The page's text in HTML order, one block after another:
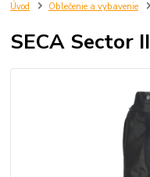
Úvod Oblečenie a vybavenie
SECA Sector II